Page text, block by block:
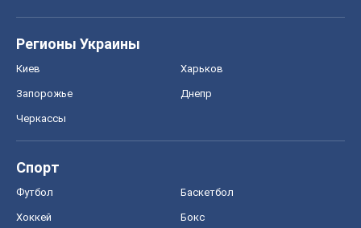
Регионы Украины
Киев Харьков
Запорожье Днепр
Черкассы
Спорт
Футбол Баскетбол
Хоккей Бокс